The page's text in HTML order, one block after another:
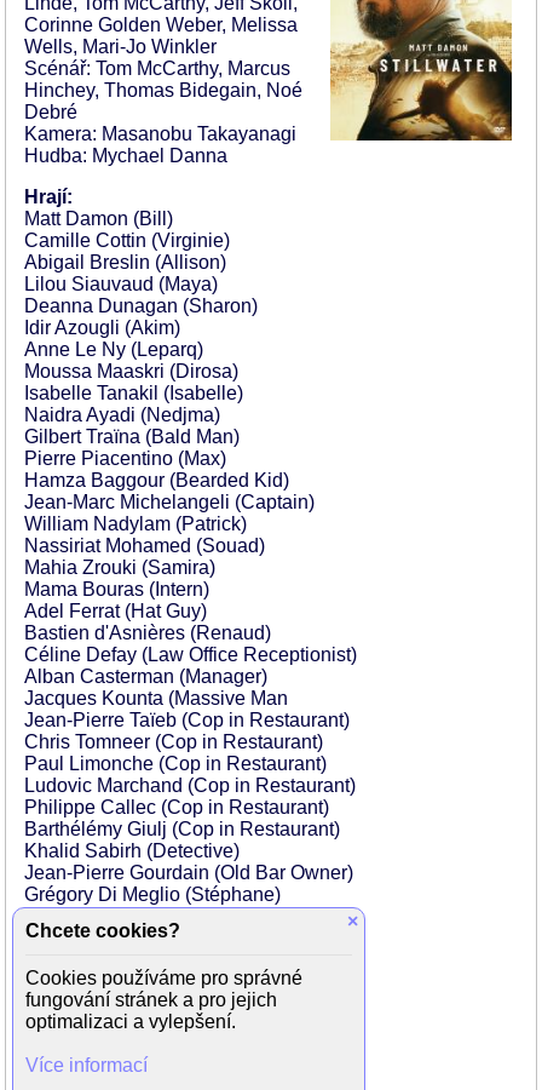
Corinne Golden Weber, Melissa
Wells, Mari-Jo Winkler
Scénář: Tom McCarthy, Marcus
Hinchey, Thomas Bidegain, Noé
Debré
Kamera: Masanobu Takayanagi
Hudba: Mychael Danna
Hrají:
Matt Damon (Bill)
Camille Cottin (Virginie)
Abigail Breslin (Allison)
Lilou Siauvaud (Maya)
Deanna Dunagan (Sharon)
Idir Azougli (Akim)
Anne Le Ny (Leparq)
Moussa Maaskri (Dirosa)
Isabelle Tanakil (Isabelle)
Naidra Ayadi (Nedjma)
Gilbert Traïna (Bald Man)
Pierre Piacentino (Max)
Hamza Baggour (Bearded Kid)
Jean-Marc Michelangeli (Captain)
William Nadylam (Patrick)
Nassiriat Mohamed (Souad)
Mahia Zrouki (Samira)
Mama Bouras (Intern)
Adel Ferrat (Hat Guy)
Bastien d'Asnières (Renaud)
Céline Defay (Law Office Receptionist)
Alban Casterman (Manager)
Jacques Kounta (Massive Man
Jean-Pierre Taïeb (Cop in Restaurant)
Chris Tomneer (Cop in Restaurant)
Paul Limonche (Cop in Restaurant)
Ludovic Marchand (Cop in Restaurant)
Philippe Callec (Cop in Restaurant)
Barthélémy Giulj (Cop in Restaurant)
Khalid Sabirh (Detective)
Jean-Pierre Gourdain (Old Bar Owner)
Grégory Di Meglio (Stéphane)
Jérome Care-Aulanier (Detective)
Louise Desmullier (Receptionist)
Kelly Bellacci (Female Lawyer)
Sarah Brooks (Young Secretary)
Olivier Cruveiller (Silver Hair)
×
Chcete cookies?
Cookies používáme pro správné
fungování stránek a pro jejich
optimalizaci a vylepšení.
Více informací